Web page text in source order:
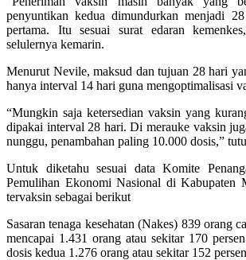
penyuntikan kedua dimundurkan menjadi
pertama. Itu sesuai surat edaran
selulernya kemarin.
Menurut Nevile, maksud dan tujuan 28 hari
hanya interval 14 hari guna mengoptimalisasi
“Mungkin saja ketersedian vaksin yang
dipakai interval 28 hari. Di merauke vaksin
nunggu, penambahan paling 10.000 dosis,”
Untuk diketahu sesuai data Komite
Pemulihan Ekonomi Nasional di Kabupaten
tervaksin sebagai berikut
Sasaran tenaga kesehatan (Nakes) 839 orang
mencapai 1.431 orang atau sekitar 170
dosis kedua 1.276 orang atau sekitar 152